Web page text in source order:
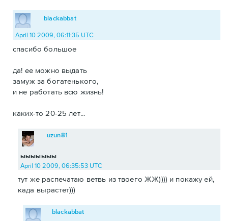
blackabbat
April 10 2009, 06:11:35 UTC
спасибо большое
да! ее можно выдать
замуж за богатенького,
и не работать всю жизнь!
каких-то 20-25 лет...
ыыыыыыы
uzun81
April 10 2009, 06:35:53 UTC
тут же распечатаю ветвь из твоего ЖЖ)))) и покажу ей,
када вырастет)))
blackabbat